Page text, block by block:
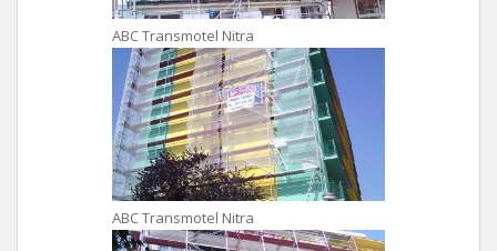
ABC Transmotel Nitra
ABC Transmotel Nitra